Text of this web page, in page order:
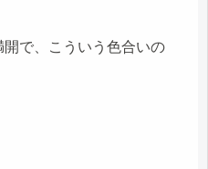
で、こういう色合いの